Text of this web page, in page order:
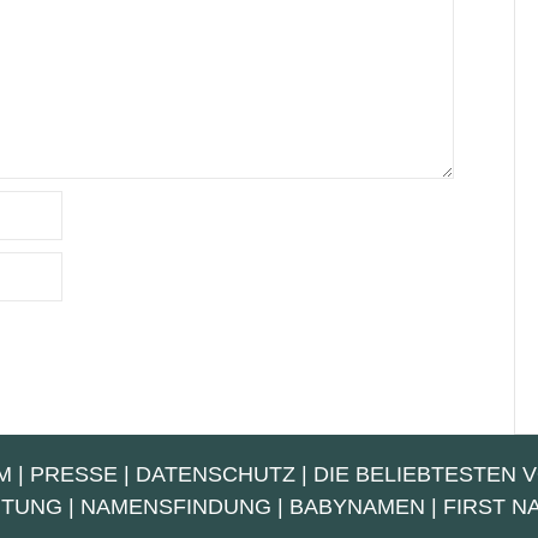
PRESSE| DATENSCHUTZ| DIE BELIEBTESTEN
NAMENSFINDUNG BABYNAMEN FIRST